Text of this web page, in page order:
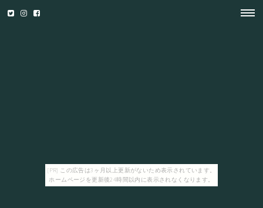
[PR] この広告は3ヶ月以上更新がないため表示されています。
ホームページを更新後24時間以内に表示されなくなります。